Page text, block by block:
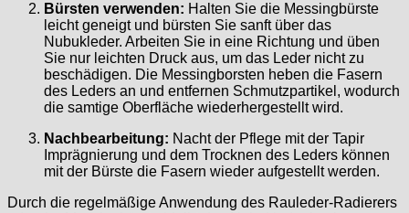
Bürsten verwenden: Halten Sie die Messingbürste
leicht geneigt und bürsten Sie sanft über das
Nubukleder. Arbeiten Sie in eine Richtung und üben
Sie nur leichten Druck aus, um das Leder nicht zu
beschädigen. Die Messingborsten heben die Fasern
des Leders an und entfernen Schmutzpartikel, wodurch
die samtige Oberfläche wiederhergestellt wird.
Nachbearbeitung: Nacht der Pflege mit der Tapir
Imprägnierung und dem Trocknen des Leders können
mit der Bürste die Fasern wieder aufgestellt werden.
Durch die regelmäßige Anwendung des Rauleder-Radierers